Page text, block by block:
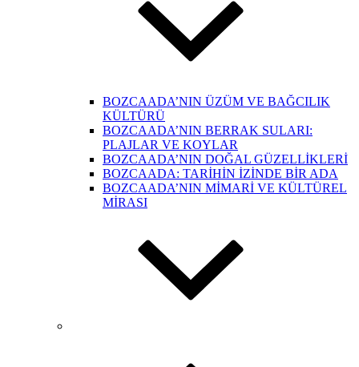
BOZCAADA’NIN ÜZÜM VE BAĞCILIK
KÜLTÜRÜ
BOZCAADA’NIN BERRAK SULARI:
PLAJLAR VE KOYLAR
BOZCAADA’NIN DOĞAL GÜZELLİKLERİ
BOZCAADA: TARİHİN İZİNDE BİR ADA
BOZCAADA’NIN MİMARİ VE KÜLTÜREL
MİRASI